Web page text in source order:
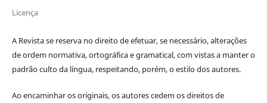
Licença
A Revista se reserva no direito de efetuar, se necessário, alterações
de ordem normativa, ortográfica e gramatical, com vistas a manter o
padrão culto da língua, respeitando, porém, o estilo dos autores.
Ao encaminhar os originais, os autores cedem os direitos de